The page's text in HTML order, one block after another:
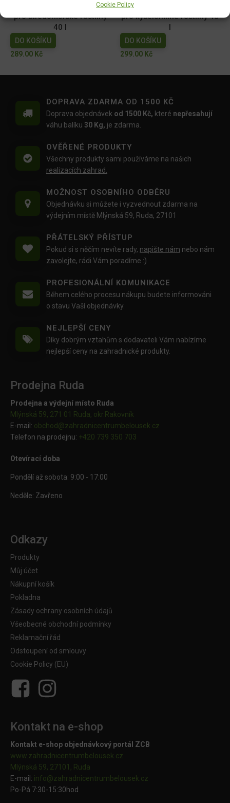
Cookie Policy
FLORIA PREMIUM Substrát
pro středomořské rostliny
40 l
DO KOŠÍKU
289.00 Kč
FLORIA PREMIUM Substrát
pro kyselomilné rostliny 40
l
DO KOŠÍKU
299.00 Kč
DOPRAVA ZDARMA OD 1500 KČ
Doprava objednávek od 1500 Kč, které nepřesahují
váhu balíku 30 Kg, je zdarma.
OVĚŘENÉ PRODUKTY
Všechny produkty sami používáme na našich
realizacích zahrad.
MOŽNOST OSOBNÍHO ODBĚRU
Objednávku si můžete i vyzvednout zdarma na
výdejním místě Mlýnská 59, Ruda, 27101
PŘÁTELSKÝ PŘÍSTUP
Pokud si s něčím nevíte rady, napište nám nebo nám
zavolejte, rádi Vám poradíme :)
PROFESIONÁLNÍ KOMUNIKACE
Během celého procesu nákupu budete informováni
o stavu Vaší objednávky.
NEJLEPŠÍ CENY
Díky dobrým vztahům s dodavateli Vám nabízíme
nejlepší ceny na zahradnické produkty.
Prodejna Ruda
Prodejna a výdejní místo Ruda
Mlýnská 59, 271 01 Ruda, okr.Rakovník
E-mail: obchod@zahradnicentrumbelousek.cz
Telefon na prodejnu: +420 739 350 703
Otevírací doba
Pondělí až sobota: 9:00 - 17:00
Neděle: Zavřeno
Odkazy
Produkty
Můj účet
Nákupní košík
Pokladna
Zásady ochrany osobních údajů
Všeobecné obchodní podmínky
Reklamační řád
Odstoupení od smlouvy
Cookie Policy (EU)
Kontakt na e-shop
Kontakt e-shop objednávkový portál ZCB
www.zahradnicentrumbelousek.cz
Mlýnská 59, 27101, Ruda
E-mail: info@zahradnicentrumbelousek.cz
Po-Pá 7:30-15:30hod